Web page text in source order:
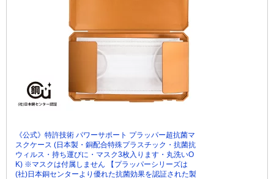
《公式》特許技術 パワーサポート プラッパー超抗菌マ
スクケース (日本製・銅配合特殊プラスチック・抗菌抗
ウィルス・持ち運びに・マスク3枚入ります・丸洗いO
K) ※マスクは付属しません 【プラッパーシリーズは
(社)日本銅センターより優れた抗菌効果を認証された製